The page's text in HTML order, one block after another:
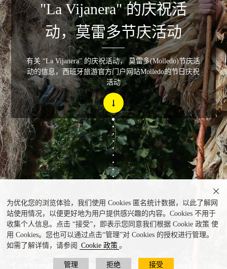
为优化您的浏览体验，我们使用 Cookies 匿名统计数据，以此了解网
站使用情况，以便更好地为用户提供感兴趣的内容。Cookies 不用于
收集个人信息。点击 “接受”，即表示您同意我们根据 Cookie 政策 使
用 Cookies。您也可以通过点击“管理”对 Cookies 的授权进行管理。
如需了解详情，请参阅
Cookie 政策 。
管理 拒绝 接受

“La Vijanera”化妆节 © Asociación Cultural La Vijanera de Silió
"La Vijanera" 的庆祝活
动，莫雷多节庆活动
有关 “La Vijanera” 的庆祝活动， 莫雷多(Molledo)节庆活
动的信息，西班牙旅游官方门户网站Molledo的节日庆祝
活动